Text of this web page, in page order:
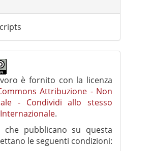
è fornito con la licenza
Attribuzione - Non
- Condividi allo stesso
.
che pubblicano su questa
le seguenti condizioni: